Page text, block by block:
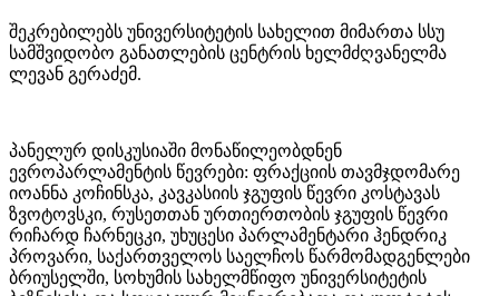
შეკრებილებს უნივერსიტეტის სახელით მიმართა სსუ
სამშვიდობო განათლების ცენტრის ხელმძღვანელმა
ლევან გერაძემ.
პანელურ დისკუსიაში მონაწილეობდნენ
ევროპარლამენტის წევრები: ფრაქციის თავმჯდომარე
იოანნა კოჩინსკა, კავკასიის ჯგუფის წევრი კოსტავას
ზვოტოვსკი, რუსეთთან ურთიერთობის ჯგუფის წევრი
რიჩარდ ჩარნეცკი, უხუცესი პარლამენტარი ჰენდრიკ
პროვარი, საქართველოს საელჩოს წარმომადგენლები
ბრიუსელში, სოხუმის სახელმწიფო უნივერსიტეტის